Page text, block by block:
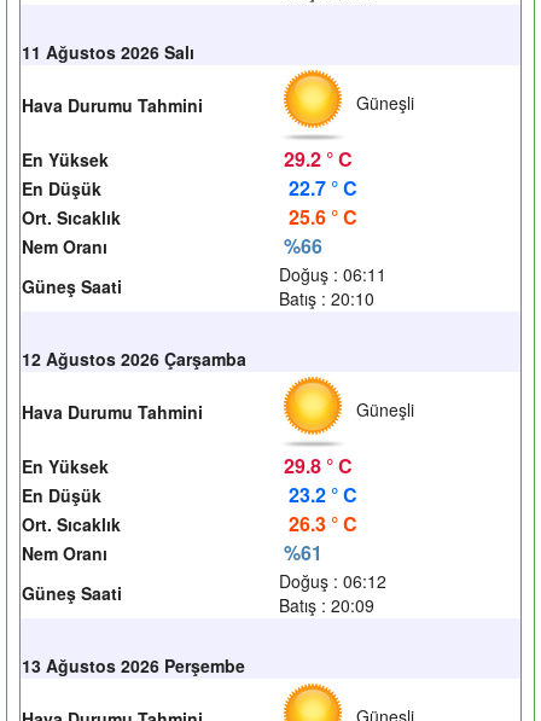
11 Ağustos 2026 Salı
Hava Durumu Tahmini Güneşli
En Yüksek 29.2 ° C
En Düşük 22.7 ° C
Ort. Sıcaklık 25.6 ° C
Nem Oranı %66
Güneş Saati
Doğuş : 06:11
Batış : 20:10
12 Ağustos 2026 Çarşamba
Hava Durumu Tahmini Güneşli
En Yüksek 29.8 ° C
En Düşük 23.2 ° C
Ort. Sıcaklık 26.3 ° C
Nem Oranı %61
Güneş Saati
Doğuş : 06:12
Batış : 20:09
13 Ağustos 2026 Perşembe
Güneşli